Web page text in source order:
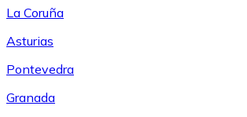
La Coruña
Asturias
Pontevedra
Granada